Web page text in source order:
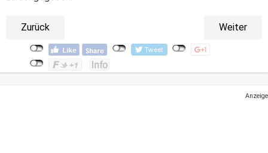
Zurück Weiter
Anzeige